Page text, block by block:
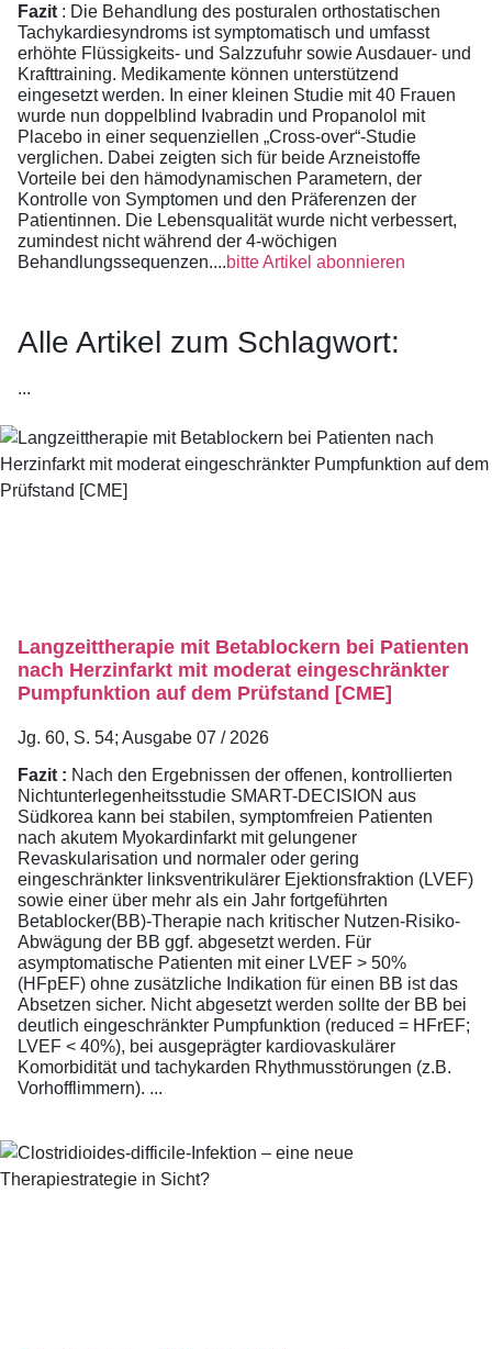
Fazit : Die Behandlung des posturalen orthostatischen
Tachykardiesyndroms ist symptomatisch und umfasst
erhöhte Flüssigkeits- und Salzzufuhr sowie Ausdauer- und
Krafttraining. Medikamente können unterstützend
eingesetzt werden. In einer kleinen Studie mit 40 Frauen
wurde nun doppelblind Ivabradin und Propanolol mit
Placebo in einer sequenziellen „Cross-over“-Studie
verglichen. Dabei zeigten sich für beide Arzneistoffe
Vorteile bei den hämodynamischen Parametern, der
Kontrolle von Symptomen und den Präferenzen der
Patientinnen. Die Lebensqualität wurde nicht verbessert,
zumindest nicht während der 4-wöchigen
Behandlungssequenzen....bitte Artikel abonnieren
Alle Artikel zum Schlagwort:
...
Langzeittherapie mit Betablockern bei Patienten
nach Herzinfarkt mit moderat eingeschränkter
Pumpfunktion auf dem Prüfstand [CME]
Jg. 60, S. 54; Ausgabe 07 / 2026
Fazit : Nach den Ergebnissen der offenen, kontrollierten
Nichtunterlegenheitsstudie SMART-DECISION aus
Südkorea kann bei stabilen, symptomfreien Patienten
nach akutem Myokardinfarkt mit gelungener
Revaskularisation und normaler oder gering
eingeschränkter linksventrikulärer Ejektionsfraktion (LVEF)
sowie einer über mehr als ein Jahr fortgeführten
Betablocker(BB)-Therapie nach kritischer Nutzen-Risiko-
Abwägung der BB ggf. abgesetzt werden. Für
asymptomatische Patienten mit einer LVEF > 50%
(HFpEF) ohne zusätzliche Indikation für einen BB ist das
Absetzen sicher. Nicht abgesetzt werden sollte der BB bei
deutlich eingeschränkter Pumpfunktion (reduced = HFrEF;
LVEF < 40%), bei ausgeprägter kardiovaskulärer
Komorbidität und tachykarden Rhythmusstörungen (z.B.
Vorhofflimmern). ...